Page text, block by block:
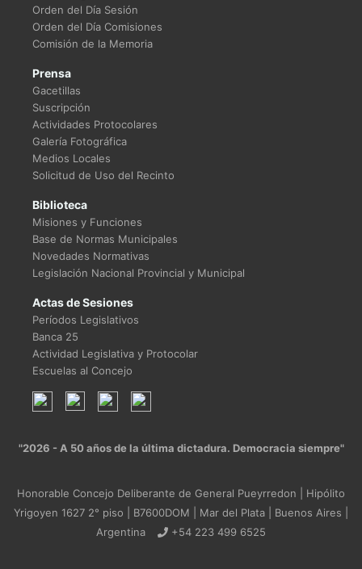
Orden del Día Sesión
Orden del Día Comisiones
Comisión de la Memoria
Prensa
Gacetillas
Suscripción
Actividades Protocolares
Galería Fotográfica
Medios Locales
Solicitud de Uso del Recinto
Biblioteca
Misiones y Funciones
Base de Normas Municipales
Novedades Normativas
Legislación Nacional Provincial y Municipal
Actas de Sesiones
Períodos Legislativos
Banca 25
Actividad Legislativa y Protocolar
Escuelas al Concejo
"2026 - A 50 años de la última dictadura. Democracia siempre"
Honorable Concejo Deliberante de General Pueyrredon | Hipólito
Yrigoyen 1627 2° piso | B7600DOM | Mar del Plata | Buenos Aires |
Argentina
+54 223 499 6525